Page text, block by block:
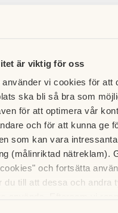
är viktig för oss
använder vi cookies för att
ska bli så bra som
för att optimera vår
och för att kunna ge
som kan vara
(målinriktad nätreklam).
och fortsätta
du till att dessa och andra
HSB BRF